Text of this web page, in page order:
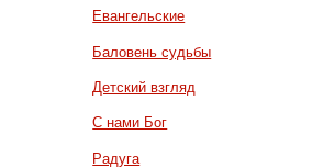
Евангельские
Баловень судьбы
Детский взгляд
С нами Бог
Радуга